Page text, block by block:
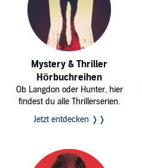
Mystery & Thriller
Hörbuchreihen
Ob Langdon oder Hunter, hier
findest du alle Thrillerserien.
Jetzt entdecken ❭❭